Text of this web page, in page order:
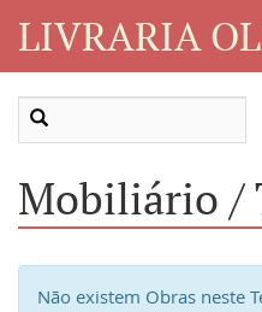
LIVRARIA
Mobiliário /
Não existem Obras neste